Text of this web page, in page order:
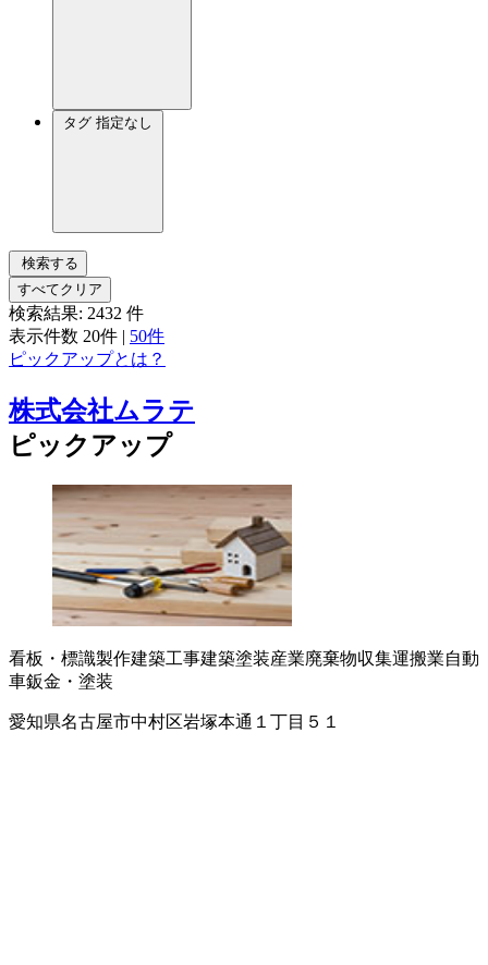
タグ 指定なし
検索する
すべてクリア
検索結果: 2432 件
表示件数 20件 | 50件
ピックアップとは？
株式会社ムラテ
ピックアップ
看板・標識製作建築工事建築塗装産業廃棄物収集運搬業自動
車鈑金・塗装
愛知県名古屋市中村区岩塚本通１丁目５１